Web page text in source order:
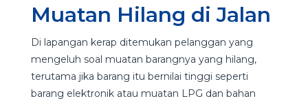
Muatan Hilang di Jalan
Di lapangan kerap ditemukan pelanggan yang
mengeluh soal muatan barangnya yang hilang,
terutama jika barang itu bernilai tinggi seperti
barang elektronik atau muatan LPG dan bahan